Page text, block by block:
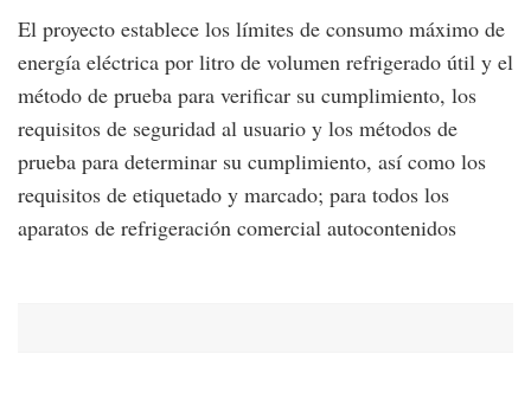
El proyecto establece los límites de consumo máximo de
energía eléctrica por litro de volumen refrigerado útil y el
método de prueba para verificar su cumplimiento, los
requisitos de seguridad al usuario y los métodos de
prueba para determinar su cumplimiento, así como los
requisitos de etiquetado y marcado; para todos los
aparatos de refrigeración comercial autocontenidos